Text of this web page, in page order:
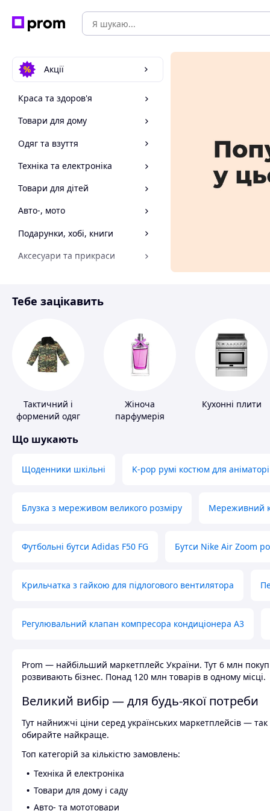
Акції
Краса та здоров'я
Товари для дому
Одяг та взуття
Техніка та електроніка
Товари для дітей
Авто-, мото
Подарунки, хобі, книги
Аксесуари та прикраси
Спорт і відпочинок
Тебе зацікавить
Тактичний і
формений одяг
Жіноча
парфумерія
Кухонні плити
Що шукають
Щоденники шкільні K-pop румі костюм для
Блузка з мереживом великого розміру Мереживний
Футбольні бутси Adidas F50 FG Бутси Nike Air Zoom
Крильчатка з гайкою для підлогового вентилятора
Регулювальний клапан компресора кондиціонера А3
Prom — найбільший маркетплейс України. Тут 6 млн
розвивають бізнес. Понад 120 млн товарів в одному місці.
Великий вибір — для будь-якої потреби
Тут найнижчі ціни серед українських маркетплейсів —
обирайте найкраще.
Топ категорій за кількістю замовлень:
Техніка й електроніка
Товари для дому і саду
Авто- та мототовари